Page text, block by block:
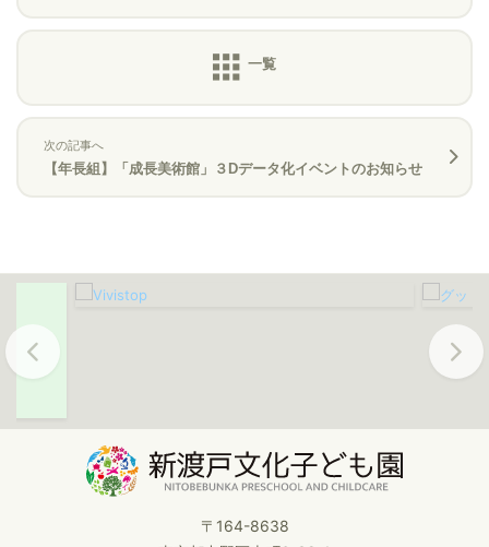
次の記事へ
【年長組】「成長美術館」３Dデータ化イベントのお知らせ
Previous Next
〒164-8638